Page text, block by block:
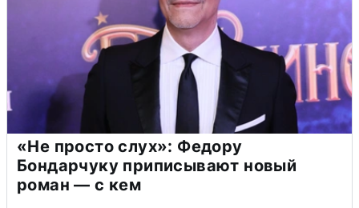
«Не просто слух»: Федору
Бондарчуку приписывают новый
роман — с кем